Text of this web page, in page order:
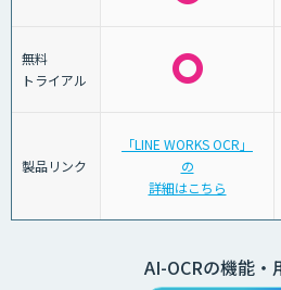
無料
トライアル
製品リンク
「LINE WORKS OCR」
の
詳細はこちら
AI-OCRの機能・